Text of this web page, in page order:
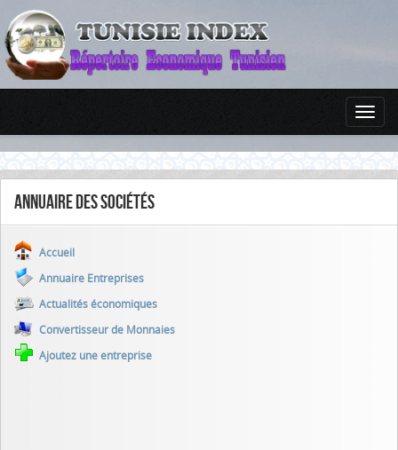
Annuaire des sociétés
Accueil
Annuaire Entreprises
Actualités économiques
Convertisseur de Monnaies
Ajoutez une entreprise